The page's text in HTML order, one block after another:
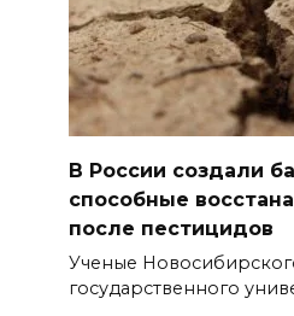
В России создали
способные
после пестицидов
Ученые
государственного